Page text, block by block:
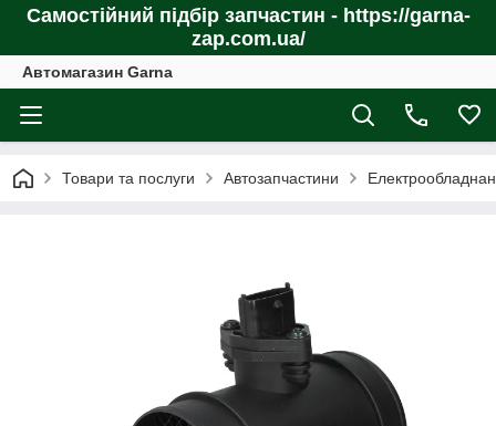
Самостійний підбір запчастин - https://garna-
zap.com.ua/
Автомагазин Garna
Товари та послуги Автозапчастини